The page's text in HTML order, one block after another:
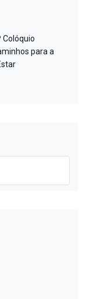
Colóquio
para a